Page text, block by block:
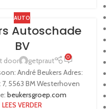
AUTO
Autoschade
BV
door getpraut 0
André Beukers Adres:
5563 BM Westerhoven
beukersgroep.com
LEES VERDER